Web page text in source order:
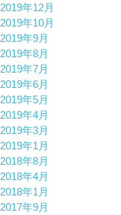
2019年12月
2019年10月
2019年9月
2019年8月
2019年7月
2019年6月
2019年5月
2019年4月
2019年3月
2019年1月
2018年8月
2018年4月
2018年1月
2017年9月